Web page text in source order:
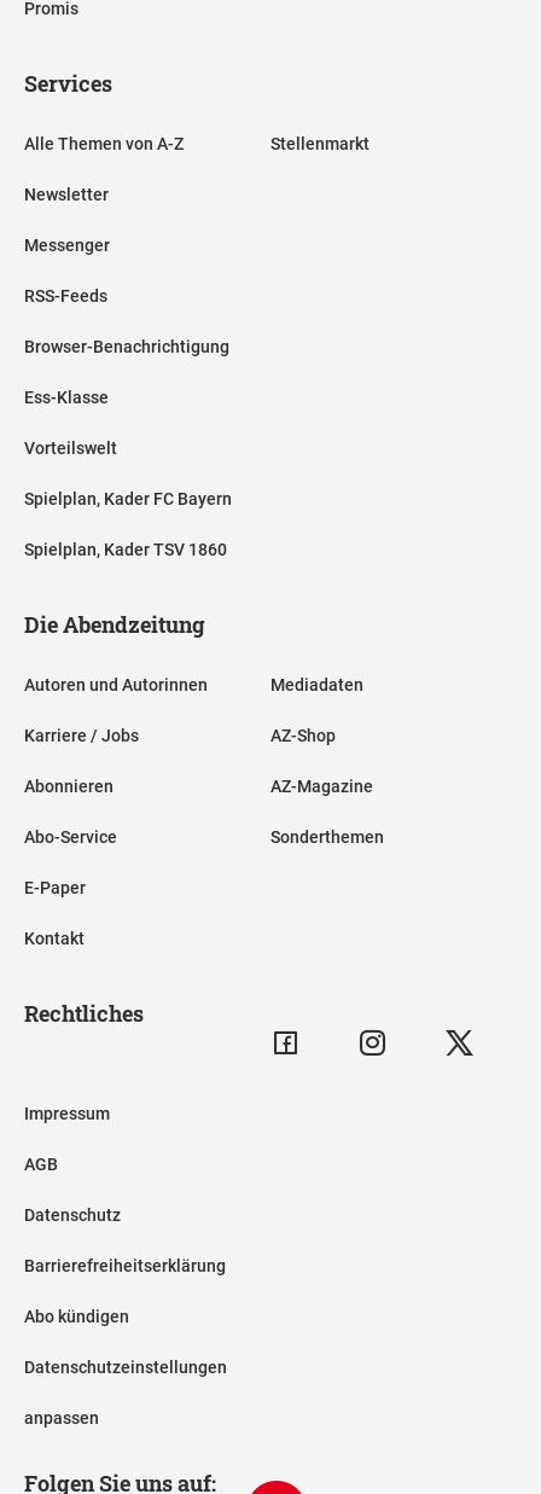
Promis
Services
Alle Themen von A-Z
Newsletter
Messenger
RSS-Feeds
Browser-Benachrichtigung
Ess-Klasse
Vorteilswelt
Spielplan, Kader FC Bayern
Spielplan, Kader TSV 1860
Stellenmarkt
Die Abendzeitung
Autoren und Autorinnen
Karriere / Jobs
Abonnieren
Abo-Service
E-Paper
Kontakt
Mediadaten
AZ-Shop
AZ-Magazine
Sonderthemen
Rechtliches
Impressum
AGB
Datenschutz
Barrierefreiheitserklärung
Abo kündigen
Datenschutzeinstellungen
anpassen
Folgen Sie uns auf: